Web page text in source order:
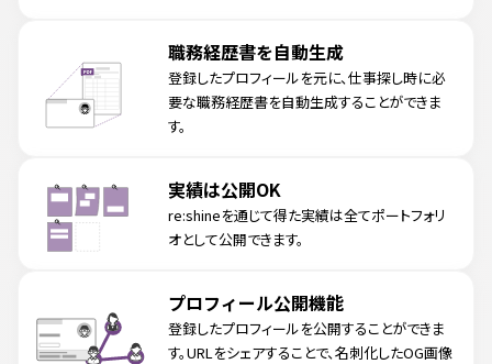
職務経歴書を自動生成
登録したプロフィールを元に、仕事探し時に必
要な職務経歴書を自動生成することができま
す。
実績は公開OK
re:shineを通じて得た実績は全てポートフォリ
オとして公開できます。
プロフィール公開機能
登録したプロフィールを公開することができま
す。URLをシェアすることで、名刺化したOG画像